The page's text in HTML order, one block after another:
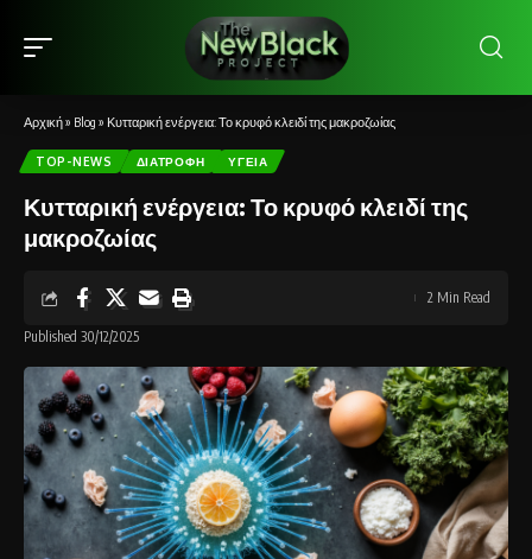
Αρχική» Blog » Κυτταρική ενέργεια: Το κρυφό κλειδί της μακροζωίας
TOP-NEWS ΔΙΑΤΡΟΦΉ ΥΓΕΊΑ
Κυτταρική ενέργεια: Το κρυφό κλειδί της
μακροζωίας
Published 30/12/2025
2 Min Read